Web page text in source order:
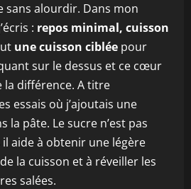
sans alourdir. Dans mon
: repos minimal, cuisson
une cuisson ciblée pour
sur le dessus et ce cœur
différence. A titre
essais où j’ajoutais une
la pâte. Le sucre n’est pas
aide à obtenir une légère
la cuisson et à réveiller les
salées.